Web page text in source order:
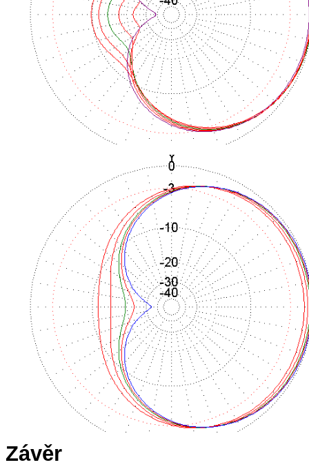
Závěr